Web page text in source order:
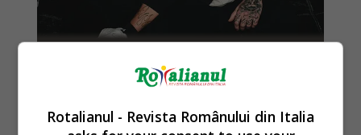
Rotalianul - Revista Românului din Italia